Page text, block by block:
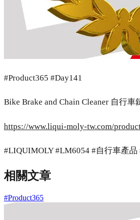
#Product365 #Day141
Bike Brake and Chain Cleaner 自行車
https://www.liqui-moly-tw.com/
#LIQUIMOLY #LM6054 #自行車產
相關文章
#Product365